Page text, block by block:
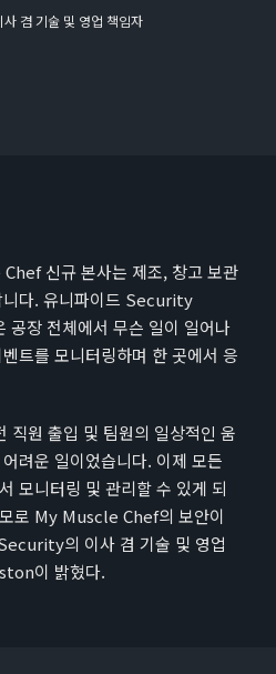
겸 기술 및 영업 책임자
신규 본사는 제조, 창고 보관
니다. 유니파이드 Security
장 전체에서 무슨 일이 일어나
트를 모니터링하며 한 곳에서 응
원 출입 및 팀원의 일상적인 움
려운 일이었습니다. 이제 모든
모니터링 및 관리할 수 있게 되
로 My Muscle Chef의 보안이
의 이사 겸 기술 및 영업
이 밝혔다.